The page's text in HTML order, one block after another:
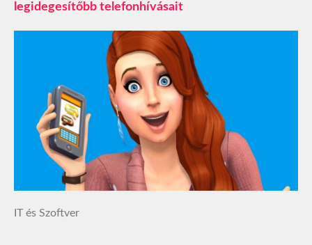
legidegesítőbb telefonhívásait
IT és Szoftver